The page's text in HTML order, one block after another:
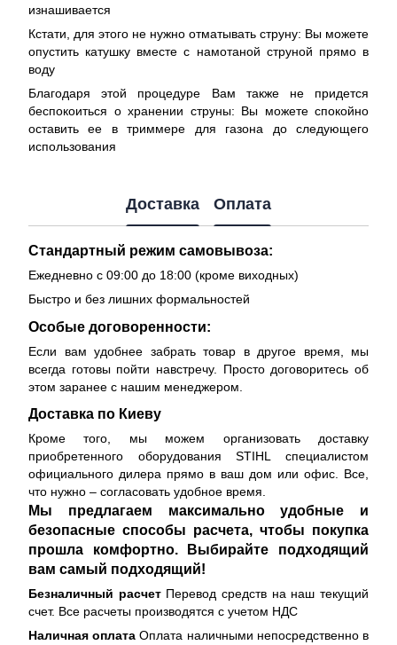
изнашивается
Кстати, для этого не нужно отматывать струну: Вы можете
опустить катушку вместе с намотаной струной прямо в
воду
Благодаря этой процедуре Вам также не придется
беспокоиться о хранении струны: Вы можете спокойно
оставить ее в триммере для газона до следующего
использования
Доставка Оплата
Стандартный режим самовывоза:
Ежедневно с 09:00 до 18:00 (кроме виходных)
Быстро и без лишних формальностей
Особые договоренности:
Если вам удобнее забрать товар в другое время, мы
всегда готовы пойти навстречу. Просто договоритесь об
этом заранее с нашим менеджером.
Доставка по Киеву
Кроме того, мы можем организовать доставку
приобретенного оборудования STIHL специалистом
официального дилера прямо в ваш дом или офис. Все,
что нужно – согласовать удобное время.
Мы предлагаем максимально удобные и
безопасные способы расчета, чтобы покупка
прошла комфортно. Выбирайте подходящий
вам самый подходящий!
Безналичный расчетПеревод средств на наш текущий
счет. Все расчеты производятся с учетом НДС
Наличная оплата Оплата наличными непосредственно в